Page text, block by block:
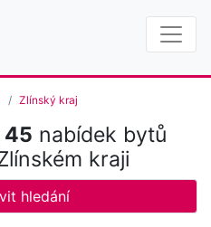
Zlínský kraj
45 nabídek bytů
kraji
hledání